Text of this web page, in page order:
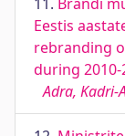
Eestis
rebranding
during 2010-
Adra, Kadri-